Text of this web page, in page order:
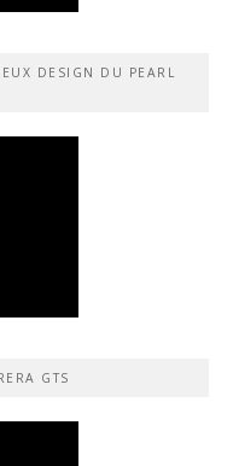
DESIGN DU PEARL
GTS